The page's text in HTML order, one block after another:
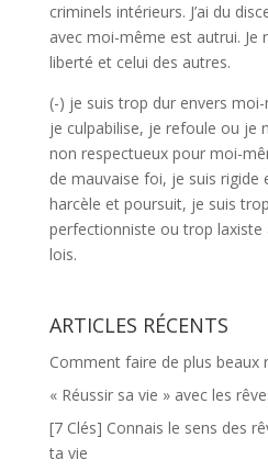
criminels intérieurs. J’ai du
avec moi-même est autrui. Je
liberté et celui des autres.
(-) je suis trop dur envers
je culpabilise, je refoule ou je
non respectueux pour moi-
de mauvaise foi, je suis rigide
harcèle et poursuit, je suis
perfectionniste ou trop laxiste
lois.
ARTICLES RÉCENTS
Comment faire de plus beaux
« Réussir sa vie » avec les
[7 Clés] Connais le sens des
ta vie